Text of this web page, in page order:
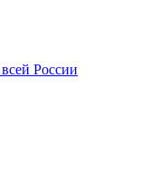
России